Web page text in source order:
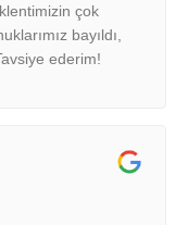
çok
bayıldı,
ederim!